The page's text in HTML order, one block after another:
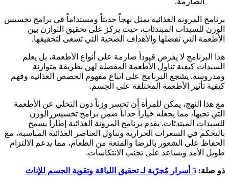
برنامج المرونة الغذائية يمثل نهجاً حديثاً ومستداماً في برامج تخسيس
الوزن للسيدات المبتدئات، حيث يركز على تحقيق التوازن بين
الأطعمة التي تفضلها والأهداف الصحية التي تسعى لتحقيقها.
هذا البرنامج لا يفرض قيوداً صارمة على أنواع الأطعمة، بل يعلم
السيدات كيفية تناول الأطعمة المفضلة لهن بطريقة متوازنة
ومدروسة. يشجع البرنامج على اتباع مفهوم الحصص الغذائية وفهم
كيفية تأثير الأطعمة المختلفة على الجسم.
مع هذا النهج، يمكن للمرأة أن تخسر وزناً دون التخلي عن الأطعمة
التي تحبها، مما يجعله خياراً جذاباً ضمن برامج تخسيس الوزن
للسيدات المبتدئات. يقدم برنامج المرونة الغذائية إطاراً يسمح
بالتحكم في السعرات الحرارية وتناول العناصر الغذائية المناسبة، مع
الحفاظ على الشعور بالرضا والمتعة من الطعام، مما يدعم الالتزام
طويل الأمد ويساعد على تجنب الانتكاسات.
ذو صلة: 5 أسرار مُجرّبة لـ تحقيق اللياقة وتقوية الجسم للإناث